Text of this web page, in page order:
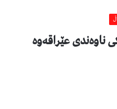
ناوەندی عێراقەوە